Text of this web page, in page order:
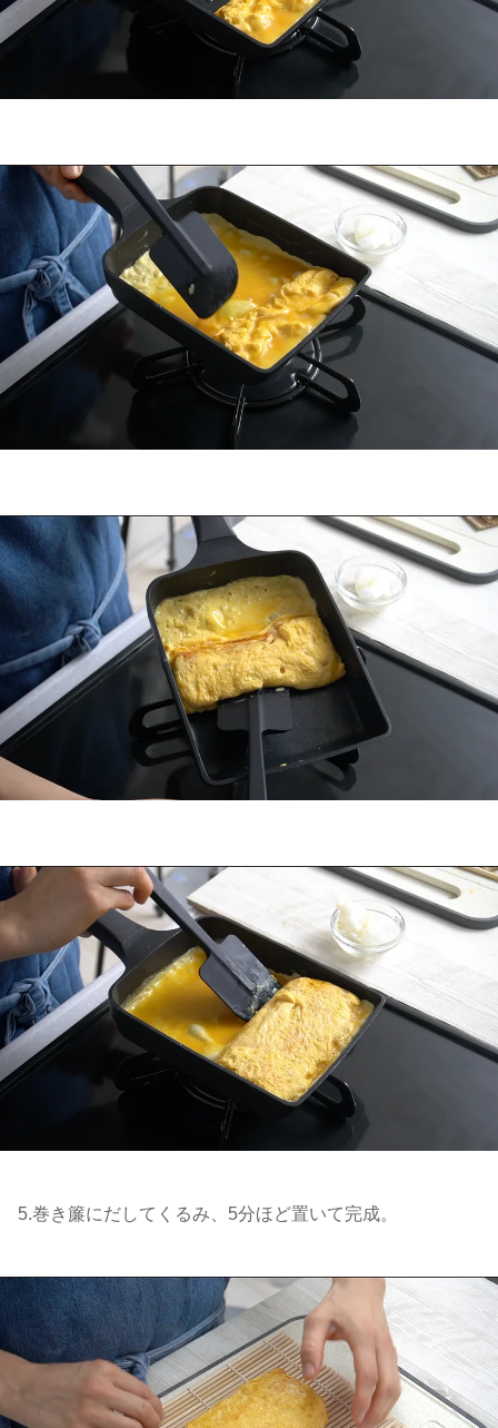
5.巻き簾にだしてくるみ、5分ほど置いて完成。